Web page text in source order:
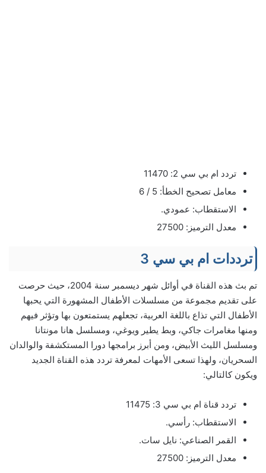
تردد ام بي سي 2: 11470
معامل تصحيح الخطأ: 5 / 6
الاستقطاب: عمودي.
معدل الترميز: 27500
ترددات ام بي سي 3
تم بث هذه القناة في أوائل شهر ديسمبر سنة 2004، حيث حرصت
على تقديم مجموعة من مسلسلات الأطفال المشهورة التي يحبها
الأطفال التي تذاع باللغة العربية، تجعلهم يستمتعون بها وتؤثر فيهم
ومنها مغامرات جاكي، وبط يطير ويوغي، ومسلسل هانا مونتانا
ومسلسل الليث الأبيض، ومن أبرز برامجها دورا المستكشفة والوالدان
السحريان، ولهذا تسعى الأمهات لمعرفة تردد هذه القناة الجديد
ويكون كالتالي:
تردد قناة ام بي سي 3: 11475
الاستقطاب: رأسي.
القمر الصناعي: نايل سات.
معدل الترميز: 27500